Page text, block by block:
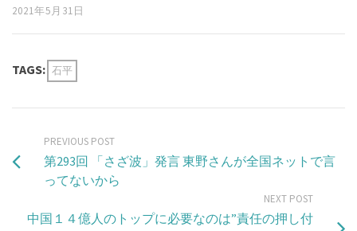
2021年5月31日
TAGS: 石平
PREVIOUS POST
第293回 「さざ波」発言 東野さんが全国ネットで言
ってないから
NEXT POST
中国１４億人のトップに必要なのは”責任の押し付